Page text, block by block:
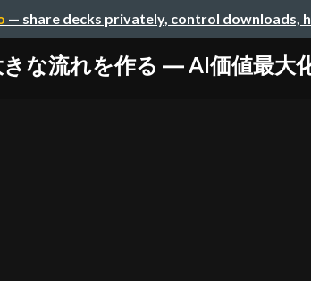
— share decks privately, control downloads,
な流れを作る ― AI価値最大